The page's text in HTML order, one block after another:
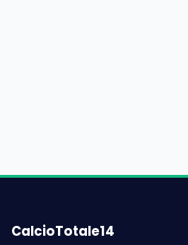
CalcioTotale14